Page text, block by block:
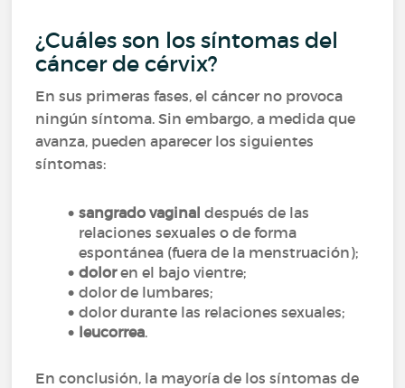
¿Cuáles son los síntomas del
cáncer de cérvix?
En sus primeras fases, el cáncer no provoca
ningún síntoma. Sin embargo, a medida que
avanza, pueden aparecer los siguientes
síntomas:
sangrado vaginaldespués de las
relaciones sexuales o de forma
espontánea (fuera de la menstruación);
doloren el bajo vientre;
dolor de lumbares;
dolor durante las relaciones sexuales;
leucorrea.
En conclusión, la mayoría de los síntomas de